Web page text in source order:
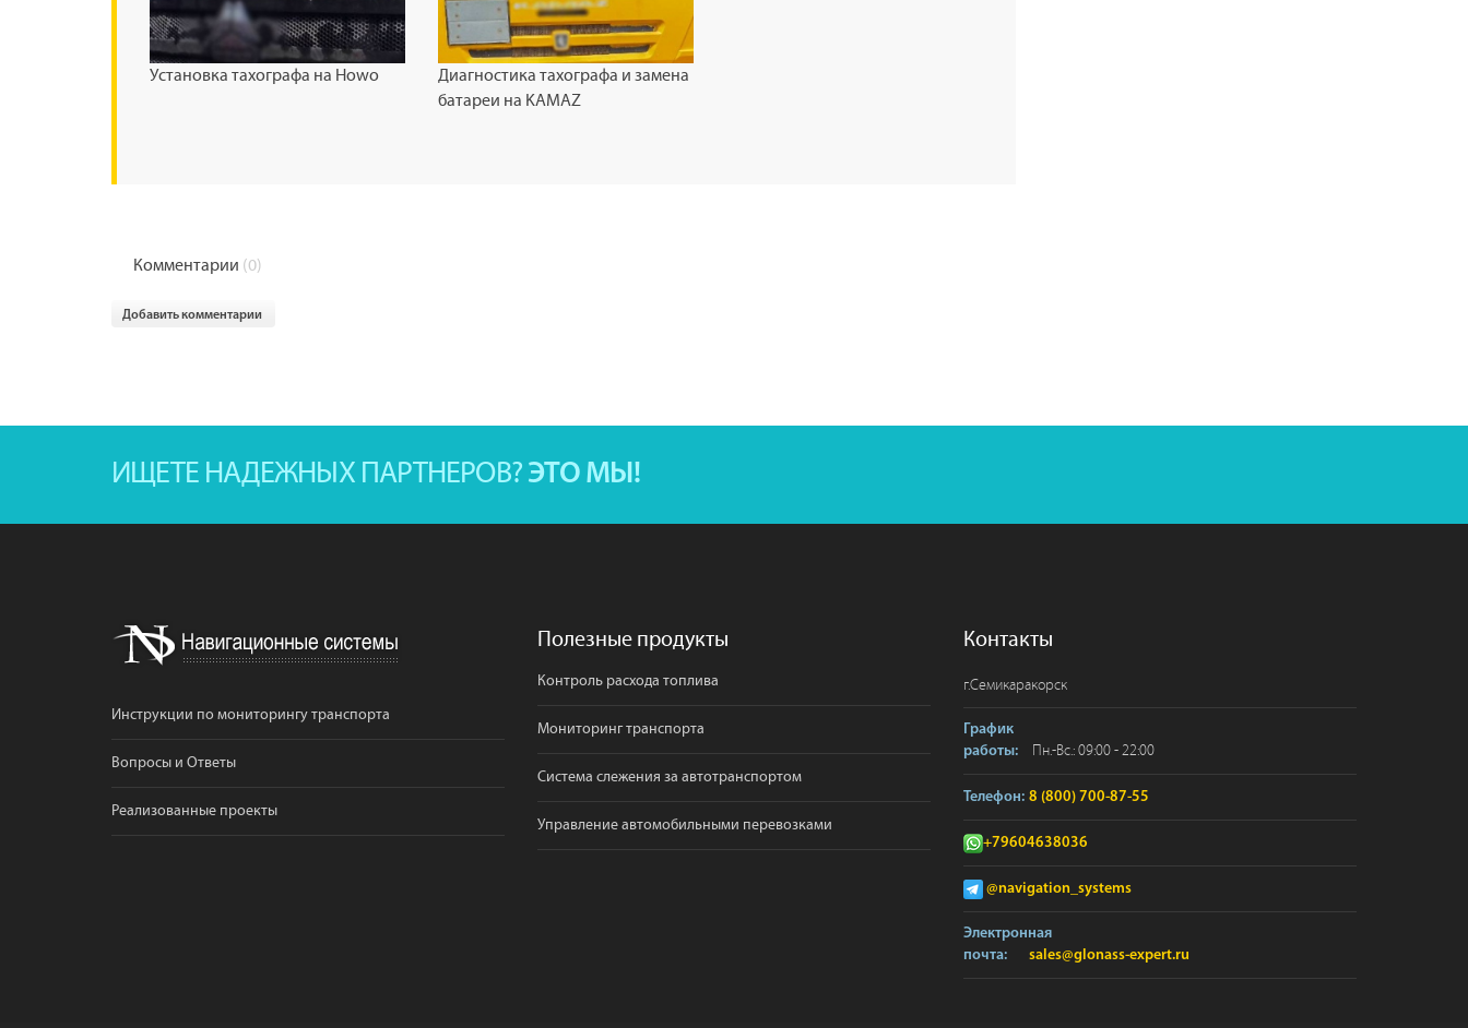
Установка тахографа на Howo
Диагностика тахографа и замена
батареи на KAMAZ
Комментарии (0)
Добавить комментарии
ИЩЕТЕ НАДЕЖНЫХ ПАРТНЕРОВ? ЭТО МЫ!
Инструкции по мониторингу транспорта
Вопросы и Ответы
Реализованные проекты
Полезные продукты
Контроль расхода топлива
Мониторинг транспорта
Система слежения за автотранспортом
Управление автомобильными перевозками
Контакты
г.Семикаракорск
График
работы:
Пн.-Вс.: 09:00 - 22:00
Телефон: 8 (800) 700-87-55
+79604638036
@navigation_systems
Электронная
почта:
sales@glonass-expert.ru